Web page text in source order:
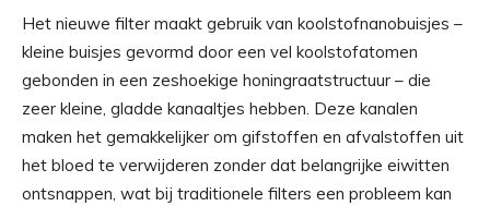
Het nieuwe filter maakt gebruik van koolstofnanobuisjes –
kleine buisjes gevormd door een vel koolstofatomen
gebonden in een zeshoekige honingraatstructuur – die
zeer kleine, gladde kanaaltjes hebben. Deze kanalen
maken het gemakkelijker om gifstoffen en afvalstoffen uit
het bloed te verwijderen zonder dat belangrijke eiwitten
ontsnappen, wat bij traditionele filters een probleem kan